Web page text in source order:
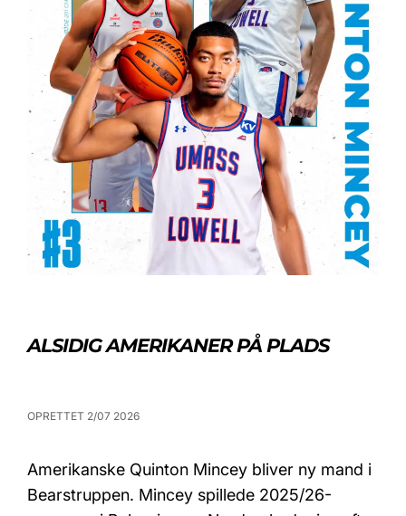
ALSIDIG AMERIKANER PÅ PLADS
OPRETTET 2/07 2026
Amerikanske Quinton Mincey bliver ny mand i
Bearstruppen. Mincey spillede 2025/26-